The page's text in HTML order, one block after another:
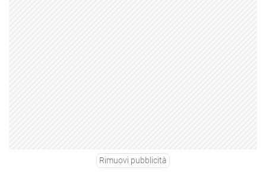
Rimuovi pubblicità